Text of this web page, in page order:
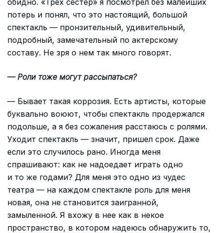
потерь и понял, что это настоящий, большой
спектакль — пронзительный, удивительный,
подробный, замечательный по актерскому
составу. Не зря о нем так много говорят.
— Роли тоже могут рассыпаться?
— Бывает такая коррозия. Есть артисты, которые
буквально воюют, чтобы спектакль продержался
подольше, а я без сожаления расстаюсь с ролями.
Уходит спектакль — значит, пришел срок. Даже
если это случилось рано. Иногда меня
спрашивают: как не надоедает играть одно
и то же годами? Для меня это одно из чудес
театра — на каждом спектакле роль для меня
новая, она не становится заигранной,
замыленной. Я вхожу в нее как в некое
пространство, в котором надеюсь обнаружить то,